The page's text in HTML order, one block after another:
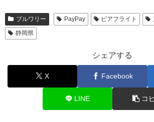
ブルワリー PayPay ビアフライト
静岡県
シェアする
X Facebook
LINE コ